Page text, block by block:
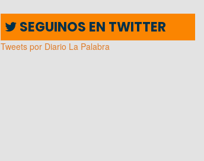
SEGUINOS EN TWITTER
Tweets por Diario La Palabra